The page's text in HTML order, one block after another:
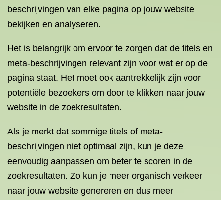
beschrijvingen van elke pagina op jouw website
bekijken en analyseren.
Het is belangrijk om ervoor te zorgen dat de titels en
meta-beschrijvingen relevant zijn voor wat er op de
pagina staat. Het moet ook aantrekkelijk zijn voor
potentiële bezoekers om door te klikken naar jouw
website in de zoekresultaten.
Als je merkt dat sommige titels of meta-
beschrijvingen niet optimaal zijn, kun je deze
eenvoudig aanpassen om beter te scoren in de
zoekresultaten. Zo kun je meer organisch verkeer
naar jouw website genereren en dus meer